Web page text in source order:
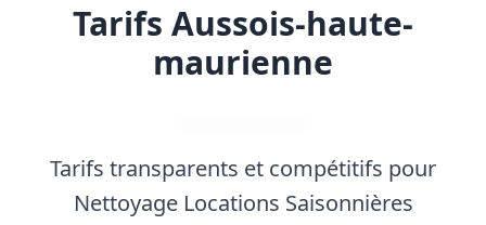
Tarifs Aussois-haute-
maurienne
Tarifs transparents et compétitifs pour
Nettoyage Locations Saisonnières